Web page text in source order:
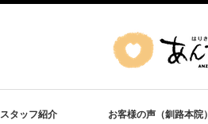
スタッフ紹介 お客様の声（釧路本院）